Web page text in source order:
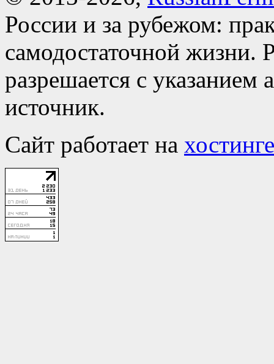
России и за рубежом:
самодостаточной жизни.
разрешается с указанием
источник.
Сайт работает на